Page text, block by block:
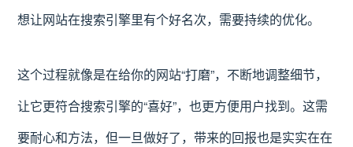
想让网站在搜索引擎里有个好名次，需要持续的优化。
这个过程就像是在给你的网站“打磨”，不断地调整细节，
让它更符合搜索引擎的“喜好”，也更方便用户找到。这需
要耐心和方法，但一旦做好了，带来的回报也是实实在在